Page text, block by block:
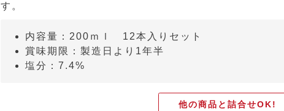
す。
内容量：200ｍｌ 12本入りセット
賞味期限：製造日より1年半
塩分：7.4%
他の商品と詰合せOK!